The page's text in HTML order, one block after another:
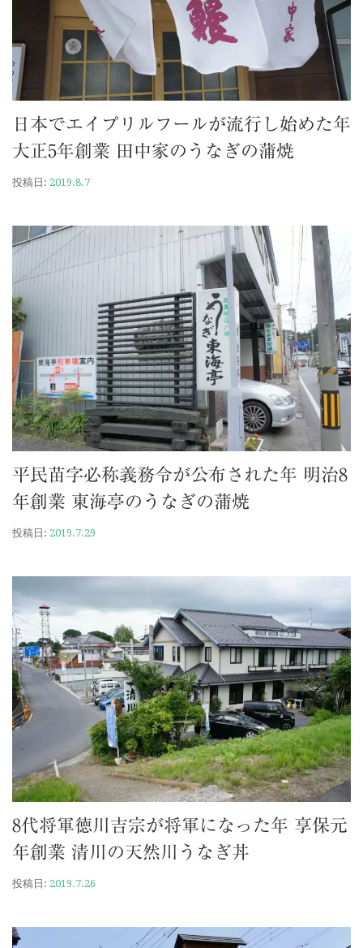
日本でエイプリルフールが流行し始めた年
大正5年創業 田中家のうなぎの蒲焼
投稿日: 2019.8.7
平民苗字必称義務令が公布された年 明治8
年創業 東海亭のうなぎの蒲焼
投稿日: 2019.7.29
8代将軍徳川吉宗が将軍になった年 享保元
年創業 清川の天然川うなぎ丼
投稿日: 2019.7.26